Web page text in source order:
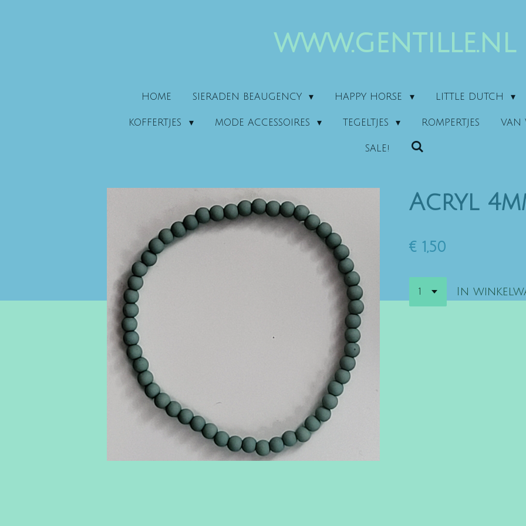
www.gentille.nl
HOME SIERADEN BEAUGENCY HAPPY HORSE LITTLE DUTCH
KOFFERTJES MODE ACCESSOIRES TEGELTJES ROMPERTJES VAN
SALE!
Acryl
€ 1,50
In